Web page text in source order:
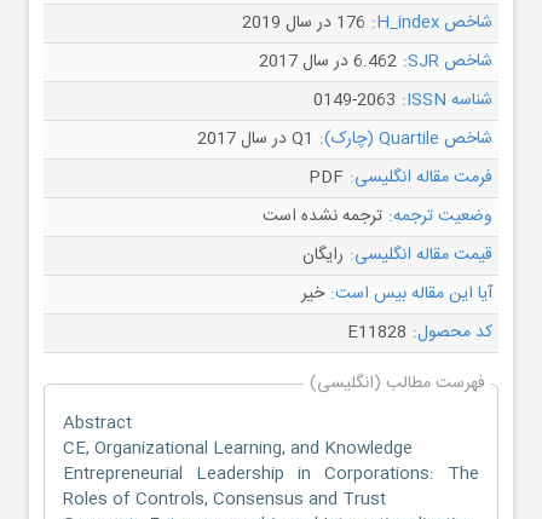
شاخص H_index:
176 در سال 2019
شاخص SJR:
6.462 در سال 2017
شناسه ISSN:
0149-2063
شاخص Quartile (چارک):
Q1 در سال 2017
فرمت مقاله انگلیسی: PDF
وضعیت ترجمه: ترجمه نشده است
قیمت مقاله انگلیسی: رایگان
آیا این مقاله بیس است: خیر
کد محصول: E11828
فهرست مطالب (انگلیسی)
Abstract
CE, Organizational Learning, and Knowledge
Entrepreneurial Leadership in Corporations: The
Roles of Controls, Consensus and Trust